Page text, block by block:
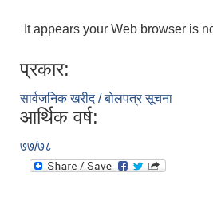
It appears your Web browser is
प्रकार:
सार्वजनिक खरीद / बोलपत्र सूचना
आर्थिक वर्ष:
७७/७८